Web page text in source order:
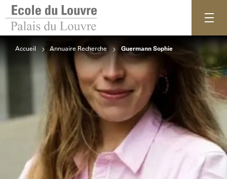
Accueil Annuaire Recherche Guermann Sophie